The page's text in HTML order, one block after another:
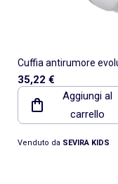
Cuffia antirumore
2-in-1 per neonati e
Dooky
35,22 €
Aggiungi al
carrello
Venduto da SEVIRA KIDS